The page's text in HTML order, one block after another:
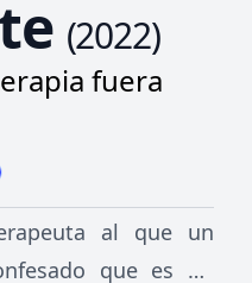
(2022)
fuera
al que un
que es un